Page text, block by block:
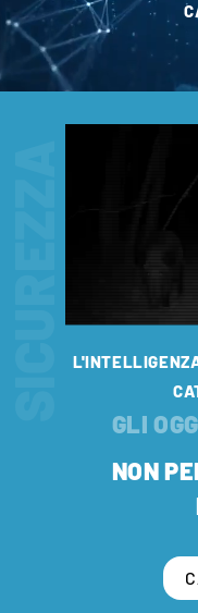
GLI
NON